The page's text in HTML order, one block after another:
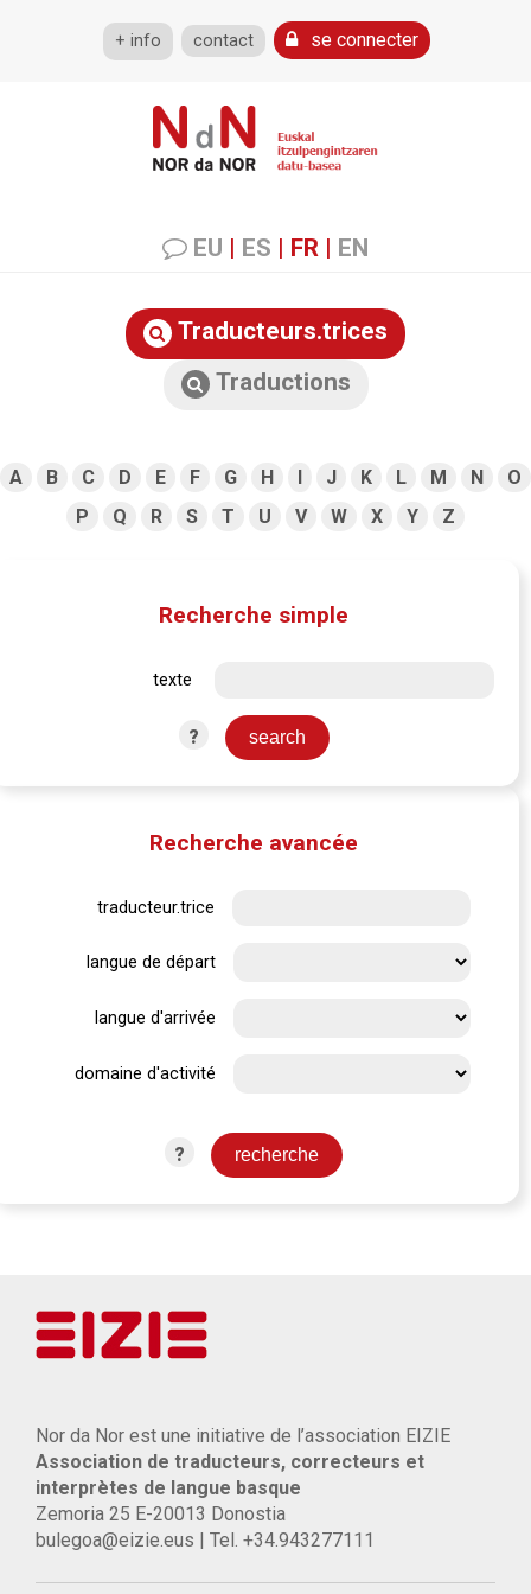
+ info contact se connecter
EU | ES | FR | EN
Traducteurs.trices
Traductions
A B C D E F G H I J K L M N
O
P
Q R S T U V W X Y Z
Recherche simple
texte
?
Recherche avancée
traducteur.trice
langue de départ
langue d'arrivée
domaine d'activité
?
Nor da Nor est une initiative de l’association EIZIE
Association de traducteurs, correcteurs et
interprètes de langue basque
Zemoria 25 E-20013 Donostia
bulegoa@eizie.eus | Tel. +34.943277111